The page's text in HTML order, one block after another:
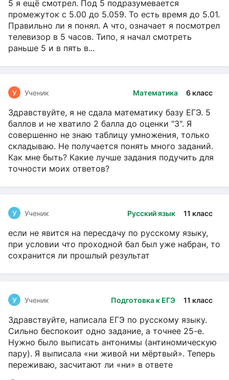
5 я ещё смотрел. Под 5 подразумевается
промежуток с 5.00 до 5.059. То есть время до 5.01.
Правильно ли я понял. А что, означает я посмотрел
телевизор в 5 часов. Типо, я начал смотреть
раньше 5 и в пять в...
Математика 6 класс
У Ученик
Здравствуйте, я не сдала математику базу ЕГЭ. 5
баллов и не хватило 2 балла до оценки "3". Я
совершенно не знаю таблицу умножения, только
складываю. Не получается понять много заданий.
Как мне быть? Какие лучше задания подучить для
точности моих ответов?
Русский язык 11 класс
У Ученик
если не явится на пересдачу по русскому языку,
при условии что проходной бал был уже набран, то
сохранится ли прошлый результат
Подготовка к ЕГЭ 11 класс
У Ученик
Здравствуйте, написала ЕГЭ по русскому языку.
Сильно беспокоит одно задание, а точнее 25-е.
Нужно было выписать антонимы (антиномическую
пару). Я выписала «ни живой ни мёртвый». Теперь
переживаю, засчитают ли «ни» в ответе